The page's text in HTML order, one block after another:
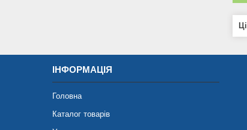
ІНФОРМАЦІЯ
Головна
Каталог товарів